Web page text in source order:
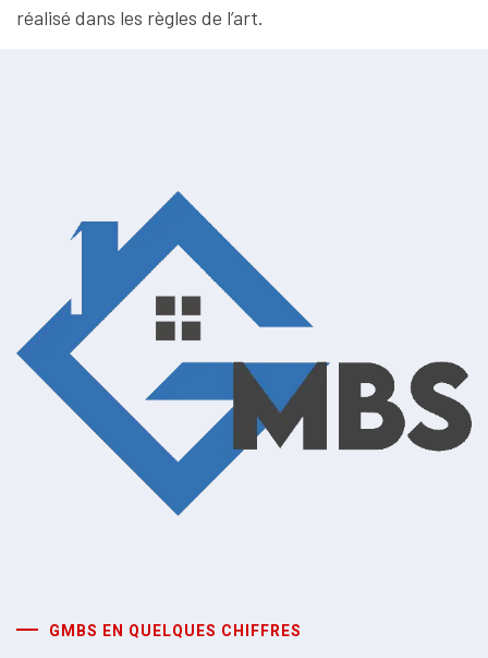
réalisé dans les règles de l’art.
GMBS EN QUELQUES CHIFFRES